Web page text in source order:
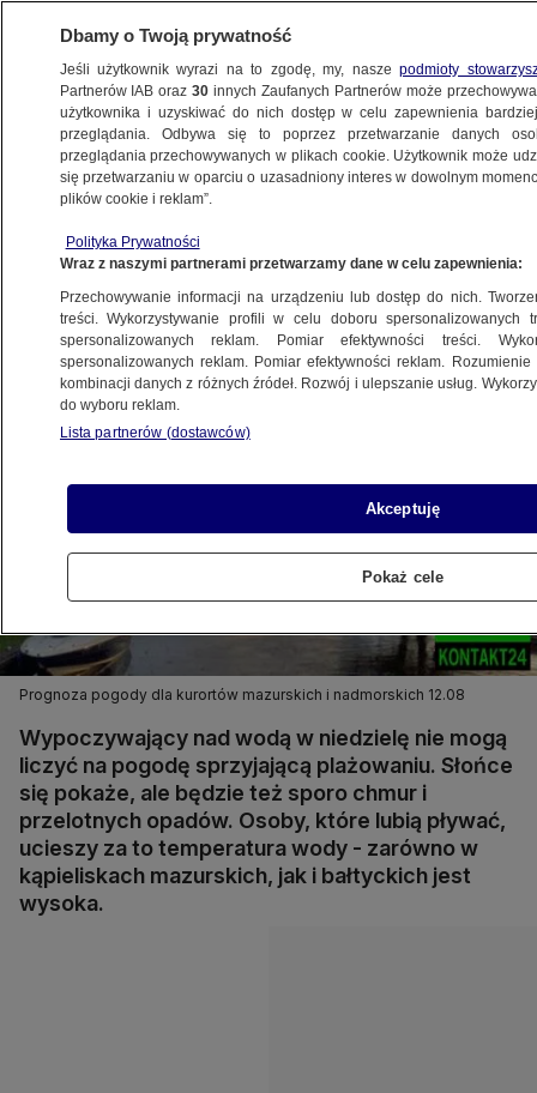
METEO
NAJNOWSZE
11.08.2012, 17:37
Udostępnij
Prognoza pogody dla kurortów mazurskich i nadmorskich 12.08
Wypoczywający nad wodą w niedzielę nie mogą
liczyć na pogodę sprzyjającą plażowaniu. Słońce
się pokaże, ale będzie też sporo chmur i
przelotnych opadów. Osoby, które lubią pływać,
ucieszy za to temperatura wody - zarówno w
kąpieliskach mazurskich, jak i bałtyckich jest
wysoka.
Dbamy o Twoją prywatność
Jeśli użytkownik wyrazi na to zgodę, my, naszepodmioty
Partnerów IAB oraz30 innych Zaufanych Partnerów może
użytkownika i uzyskiwać do nich dostęp w celu zapewnienia
przeglądania. Odbywa się to poprzez przetwarzanie danych
przeglądania przechowywanych w plikach cookie. Użytkownik może
się przetwarzaniu w oparciu o uzasadniony interes w dowolnym
plików cookie i reklam”.
Polityka Prywatności
Wraz z naszymi partnerami przetwarzamy dane w celu zapewnienia:
Przechowywanie informacji na urządzeniu lub dostęp do nich.
treści. Wykorzystywanie profili w celu doboru spersonalizowanych
spersonalizowanych reklam. Pomiar efektywności treści.
spersonalizowanych reklam. Pomiar efektywności reklam.
kombinacji danych z różnych źródeł. Rozwój i ulepszanie usług.
do wyboru reklam.
Lista partnerów (dostawców)
Akceptuję
Pokaż cele